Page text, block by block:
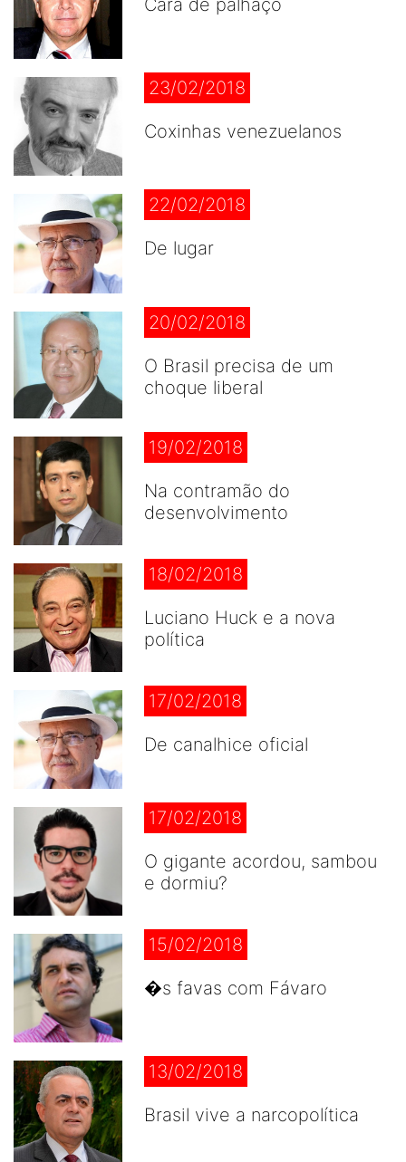
23/02/2018
Coxinhas venezuelanos
22/02/2018
De lugar
20/02/2018
O Brasil precisa de um
choque liberal
19/02/2018
Na contramão do
desenvolvimento
18/02/2018
Luciano Huck e a nova
política
17/02/2018
De canalhice oficial
17/02/2018
O gigante acordou, sambou
e dormiu?
15/02/2018
�s favas com Fávaro
13/02/2018
Brasil vive a narcopolítica